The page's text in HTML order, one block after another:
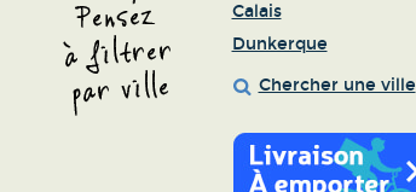
Calais
Dunkerque
Chercher une ville